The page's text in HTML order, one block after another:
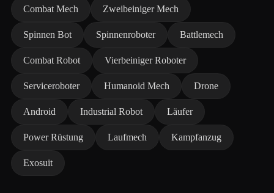
Combat Mech Zweibeiniger Mech
Spinnen Bot Spinnenroboter Battlemech
Combat Robot Vierbeiniger Roboter
Serviceroboter Humanoid Mech Drone
Android Industrial Robot Läufer
Power Rüstung Laufmech Kampfanzug
Exosuit